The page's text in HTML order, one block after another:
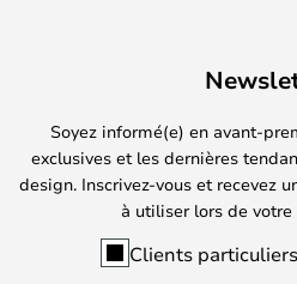
Soyez informé(e) en avant-
exclusives et les dernières
design. Inscrivez-vous et recevez
à utiliser lors de votre
Clients particuliers